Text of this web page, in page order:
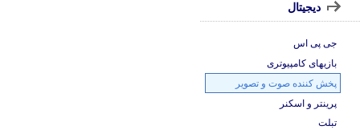
دیجیتال
جی پی اس
بازیهای کامپیوتری
پخش کننده صوت و تصویر
پرینتر و اسکنر
تبلت